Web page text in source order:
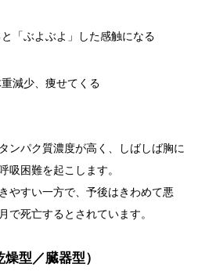
「ぶよぶよ」した感触になる
減少、痩せてくる
ンパク質濃度が高く、しばしば胸に
吸困難を起こします。
やすい一方で、予後はきわめて悪
で死亡するとされています。
型／臓器型）